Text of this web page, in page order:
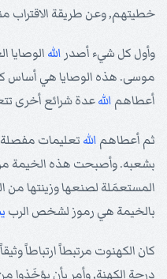
خطيتهم, وعن طريقة الاقتراب
وأول كل شيء أصدر الله الوصايا
موسى. هذه الوصايا هي أساس
أعطاهم اللهعدة شرائع أخرى
ثم أعطاهم الله تعليمات
بشعبه. وأصبحت هذه الخيمة
المستعمَلة لصنعها وزينتها من
بالخيمة هي رموز لشخص الرب
كان الكهنوت مرتبطاً ارتباطاً
درجة الكهنة, وأمر بأن